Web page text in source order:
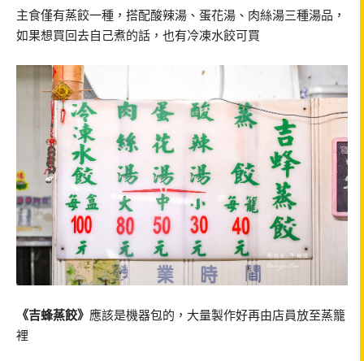
主食僅有蒸餃一種，搭配酸辣湯、蛋花湯、肉絲湯三種湯品，
如果想買回去自己煮的話，也有冷凍水餃可買
《吉蜂蒸餃》 應該是機器包的，大量製作好再由店員放至蒸籠
裡